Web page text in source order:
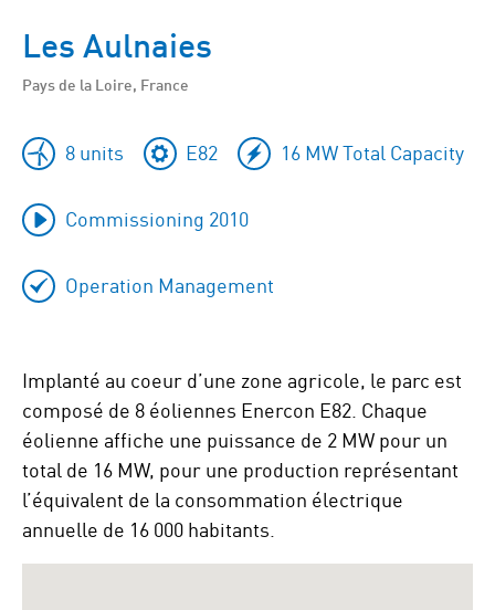
Les Aulnaies
Pays de la Loire, France
8 units E82 16 MW Total Capacity
Commissioning 2010
Operation Management
Implanté au coeur d’une zone agricole, le parc est
composé de 8 éoliennes Enercon E82. Chaque
éolienne affiche une puissance de 2 MW pour un
total de 16 MW, pour une production représentant
l’équivalent de la consommation électrique
annuelle de 16 000 habitants.